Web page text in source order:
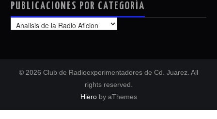
PUBLICACIONES POR CATEGORÍA
PUBLICACIONES
POR
© 2026 Club de Radioexperimentadores de Cd. Juarez. All
rights reserved.
Hieroby aThemes